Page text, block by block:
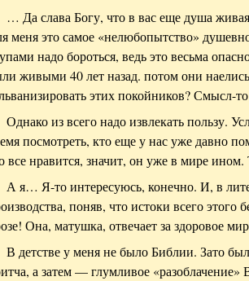
… Да слава Богу, что в вас еще душа
меня это самое «нелюбопытство»
надо бороться, ведь это весьма
живыми 40 лет назад. потом они
этих покойников? Смысл-
Однако из всего надо извлекать пользу.
посмотреть, кто еще у нас уже давно
все нравится, значит, он уже в мире
А я… Я-то интересуюсь, конечно. И, в
поняв, что истоки всего этого
Она, матушка, отвечает за здоровое
В детстве у меня не было Библии. Зато
а затем — глумливое